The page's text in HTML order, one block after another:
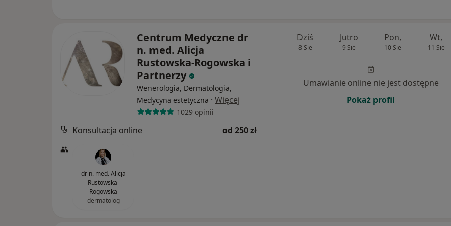
Centrum Medyczne dr
n. med. Alicja
Rustowska-Rogowska i
Partnerzy
Wenerologia, Dermatologia,
Medycyna estetyczna · Więcej
1029 opinii
Konsultacja online od 250 zł
dr n. med. Alicja
Rustowska-
Rogowska
dermatolog
Dziś
8 Sie
Jutro
9 Sie
Pon,
10 Sie
Wt,
11 Sie
Umawianie online nie jest dostępne
Pokaż profil